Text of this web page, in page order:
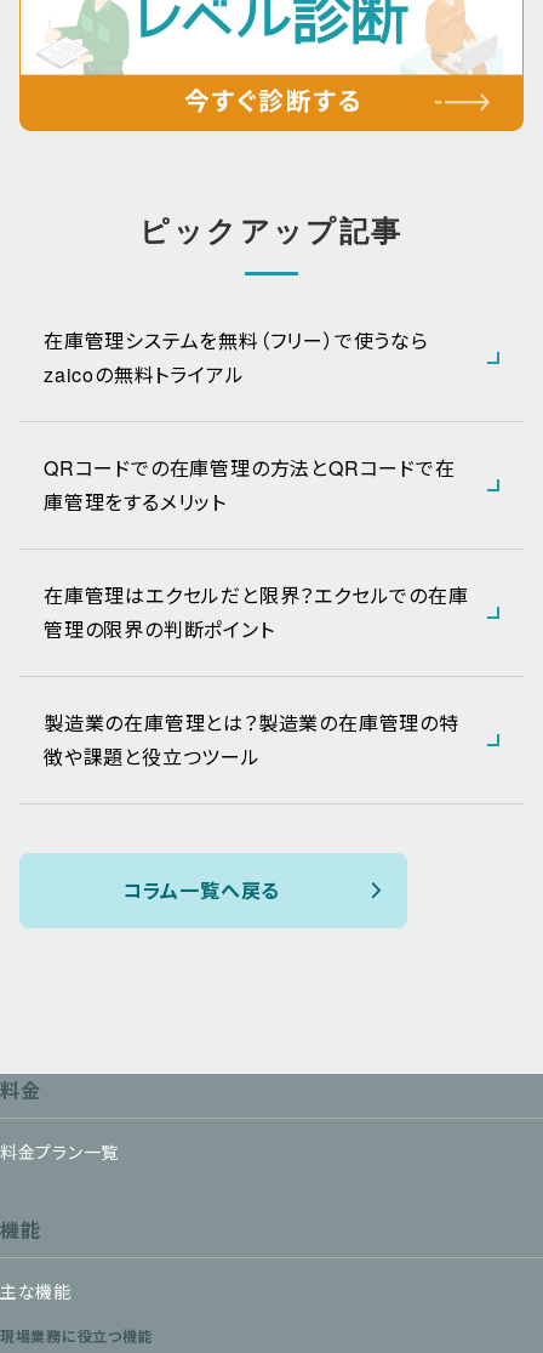
ピックアップ記事
在庫管理システムを無料（フリー）で使うなら
zaicoの無料トライアル
QRコードでの在庫管理の方法とQRコードで在
庫管理をするメリット
在庫管理はエクセルだと限界？エクセルでの在庫
管理の限界の判断ポイント
製造業の在庫管理とは？製造業の在庫管理の特
徴や課題と役立つツール
コラム一覧へ戻る
料金
料金プラン一覧
機能
主な機能
現場業務に役立つ機能